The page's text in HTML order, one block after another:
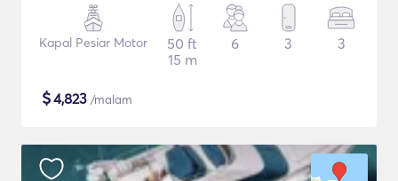
Kapal Pesiar Motor
50 ft
15 m
6 3 3
$4,823 /malam